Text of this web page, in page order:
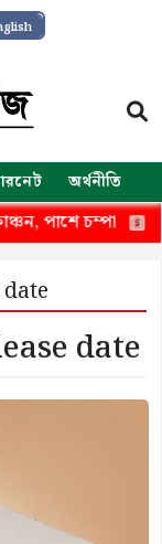
অর্থনীতি
পাশে চম্পা
date